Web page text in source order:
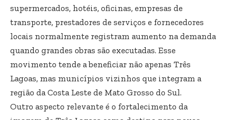
supermercados, hotéis, oficinas, empresas de
transporte, prestadores de serviços e fornecedores
locais normalmente registram aumento na demanda
quando grandes obras são executadas. Esse
movimento tende a beneficiar não apenas Três
Lagoas, mas municípios vizinhos que integram a
região da Costa Leste de Mato Grosso do Sul.
Outro aspecto relevante é o fortalecimento da